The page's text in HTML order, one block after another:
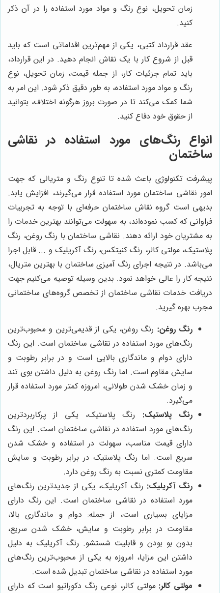
زمان تحویل، نوع رنگ و مواد مورد استفاده را در آن ذکر
کنید.
عقد قرارداد کتبی، یکی از مهم‌ترین اقداماتی است که باید
قبل از شروع کار با یک نقاش انجام دهید. در این قرارداد،
باید تمام جزئیات کار، از جمله قیمت، زمان تحویل، نوع
رنگ و مواد مورد استفاده، به طور دقیق ذکر شود. این امر به
شما کمک می‌کند تا در صورت بروز هرگونه اختلاف، بتوانید
از حقوق خود دفاع کنید.
انواع رنگ‌های مورد استفاده در نقاشی
ساختمان
پیشرفت تکنولوژی باعث شده تا تنوع رنگ و متریالی که جهت
امور نقاشی ساختمان مورد استفاده قرار می‌گیرند، افزایش یابد.
بدیهی است گروه نقاش ساختمان حرفه‌ای با توجه به تجربیات
فراوانی که کسب نموده‌اند، به سهولت می‌توانند بهترین خدمات را
به مشتریان خود ارائه دهند. نقاشی ساختمان با رنگ روغن، رنگ
پلاستیک، مولتی کالر، رنگ کنیتکس، رنگ آکریلیک و ... قابل اجرا
می‌باشد. در نتیجه اجرای رنگ آمیزی ساختمان با بهترین متریال،
نتیجه کار را عالی خواهد نمود. بدین وسیله توصیه می‌کنیم جهت
دریافت خدمات نقاشی ساختمان از تخصص گروه‌های ساختمانی
مجرب بهره گیرید.
رنگ روغن: رنگ روغن، یکی از قدیمی‌ترین و محبوب‌ترین
رنگ‌های مورد استفاده در نقاشی ساختمان است. این رنگ
دارای دوام و ماندگاری بالایی است و در برابر رطوبت و
سایش مقاوم است. اما رنگ روغن به دلیل داشتن بوی تند
و زمان خشک شدن طولانی، امروزه کمتر مورد استفاده قرار
می‌گیرد.
رنگ پلاستیک: رنگ پلاستیک، یکی از پرکاربردترین
رنگ‌های مورد استفاده در نقاشی ساختمان است. این رنگ
دارای قیمت مناسب، سهولت در استفاده و خشک شدن
سریع است. اما رنگ پلاستیک در برابر رطوبت و سایش
مقاومت کمتری نسبت به رنگ روغن دارد.
رنگ آکریلیک: رنگ آکریلیک، یکی از جدیدترین رنگ‌های
مورد استفاده در نقاشی ساختمان است. این رنگ دارای
مزایای بسیاری است، از جمله: دوام و ماندگاری بالا،
مقاومت در برابر رطوبت و سایش، خشک شدن سریع،
بدون بو بودن و قابلیت شستشو. رنگ آکریلیک به دلیل
داشتن این مزایا، امروزه به یکی از محبوب‌ترین رنگ‌های
مورد استفاده در نقاشی ساختمان تبدیل شده است.
مولتی کالر: مولتی کالر، نوعی رنگ دکوراتیو است که دارای